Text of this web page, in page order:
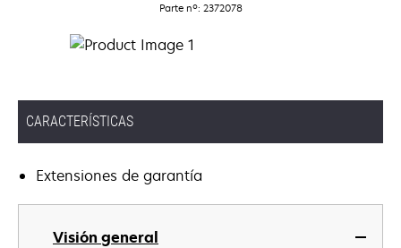
Parte nº: 2372078
CARACTERÍSTICAS
Extensiones de garantía
Visión general